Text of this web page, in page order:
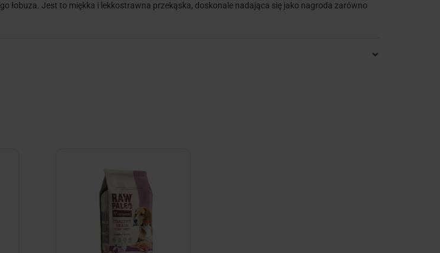
łobuza. Jest to miękka i lekkostrawna przekąska, doskonale nadająca się jako nagroda zarówno